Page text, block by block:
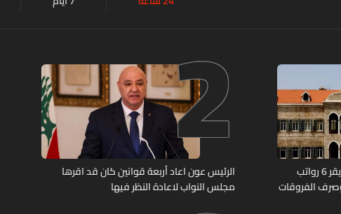
معلومات للـLBCI: مجلس الوزراء يقر 6 رواتب
الفروقات
2
الرئيس عون اعاد أربعة قوانين كان قد اقرها
مجلس النواب لاعادة النظر فيها